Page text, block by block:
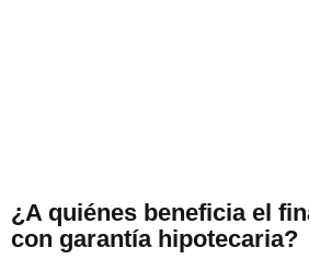
¿A quiénes beneficia el
con garantía hipotecaria?